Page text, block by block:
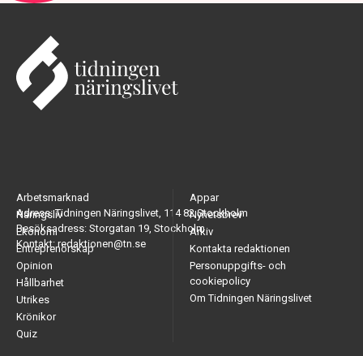
Adress: Tidningen Näringslivet, 114 82 Stockholm
Besöksadress: Storgatan 19, Stockholm
Kontakt: redaktionen@tn.se
Arbetsmarknad
Näringsliv
Ekonomi
Entreprenörskap
Opinion
Hållbarhet
Utrikes
Krönikor
Quiz
Appar
Nyhetsbrev
Arkiv
Kontakta redaktionen
Personuppgifts- och
cookiepolicy
Om Tidningen Näringslivet